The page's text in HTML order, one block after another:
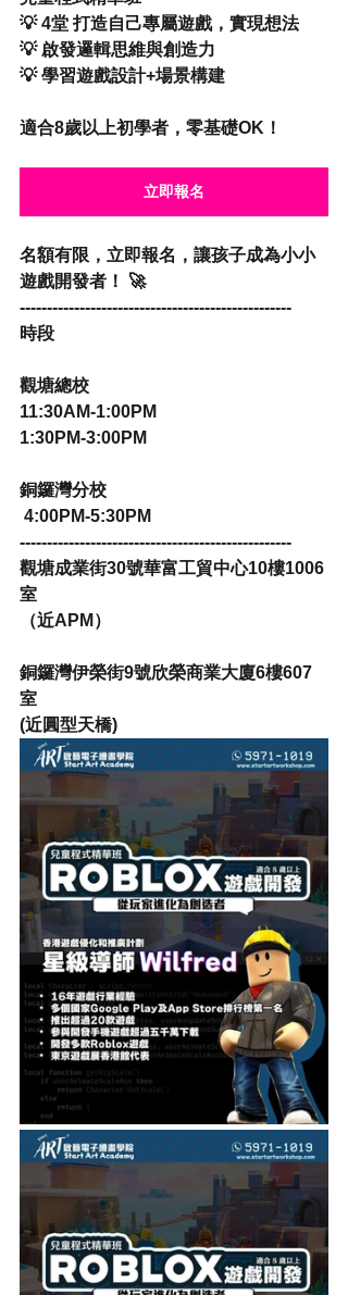
💡 4堂 打造自己專屬遊戲，實現想法
💡 啟發邏輯思維與創造力
💡 學習遊戲設計+場景構建
適合8歲以上初學者，零基礎OK！
立即報名
名額有限，立即報名，讓孩子成為小小
遊戲開發者！ 🚀
--------------------------------------------------
時段
觀塘總校
11:30AM-1:00PM
1:30PM-3:00PM
銅鑼灣分校
4:00PM-5:30PM
--------------------------------------------------
觀塘成業街30號華富工貿中心10樓1006
室
（近APM）
銅鑼灣伊榮街9號欣榮商業大廈6樓607
室
(近圓型天橋)